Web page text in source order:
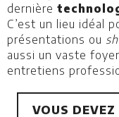
dernière
C’est un lieu idéal
présentations ou
aussi un vaste
entretiens
VOUS